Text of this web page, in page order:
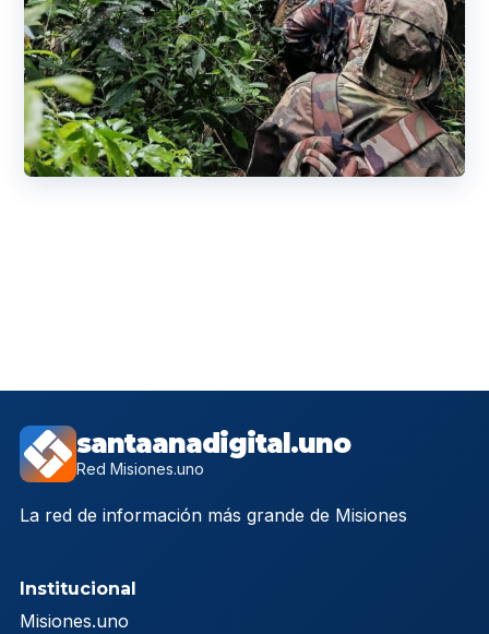
santaanadigital.uno
Red Misiones.uno
La red de información más grande de Misiones
Institucional
Misiones.uno